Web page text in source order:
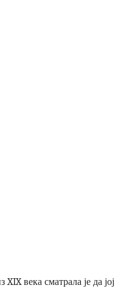
века сматрала је да јој